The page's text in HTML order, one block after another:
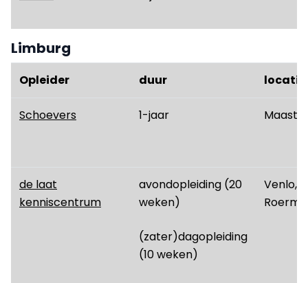
Limburg
Opleider duur locatie
Schoevers 1-jaar
de laat
kenniscentrum
avondopleiding (20
weken)
(zater)dagopleiding
(10 weken)
Venlo,